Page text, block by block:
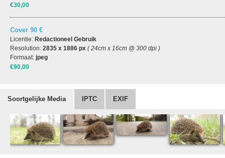
€30,00
Cover 90 €
Licentie: Redactioneel Gebruik
Resolution: 2835 x 1886 px ( 24cm x 16cm @ 300 dpi )
Formaat: jpeg
€90,00
Soortgelijke Media IPTC EXIF